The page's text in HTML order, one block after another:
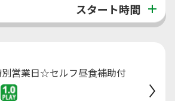
スタート時間
別営業日☆セルフ昼食補助付